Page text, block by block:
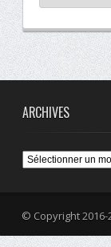
ARCHIVES
Archives
© Copyright 2016-